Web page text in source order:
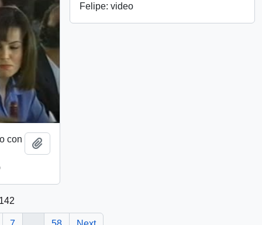
Felipe: video
con
Add to clipboard